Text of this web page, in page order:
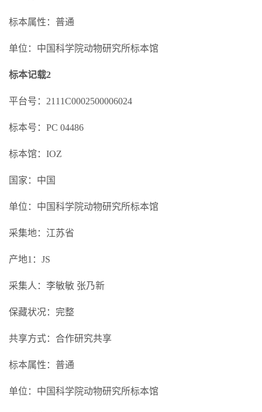
标本属性：普通
单位：中国科学院动物研究所标本馆
标本记载2
平台号：2111C0002500006024
标本号：PC 04486
标本馆：IOZ
国家：中国
单位：中国科学院动物研究所标本馆
采集地：江苏省
产地1：JS
采集人：李敏敏 张乃新
保藏状况：完整
共享方式：合作研究共享
标本属性：普通
单位：中国科学院动物研究所标本馆